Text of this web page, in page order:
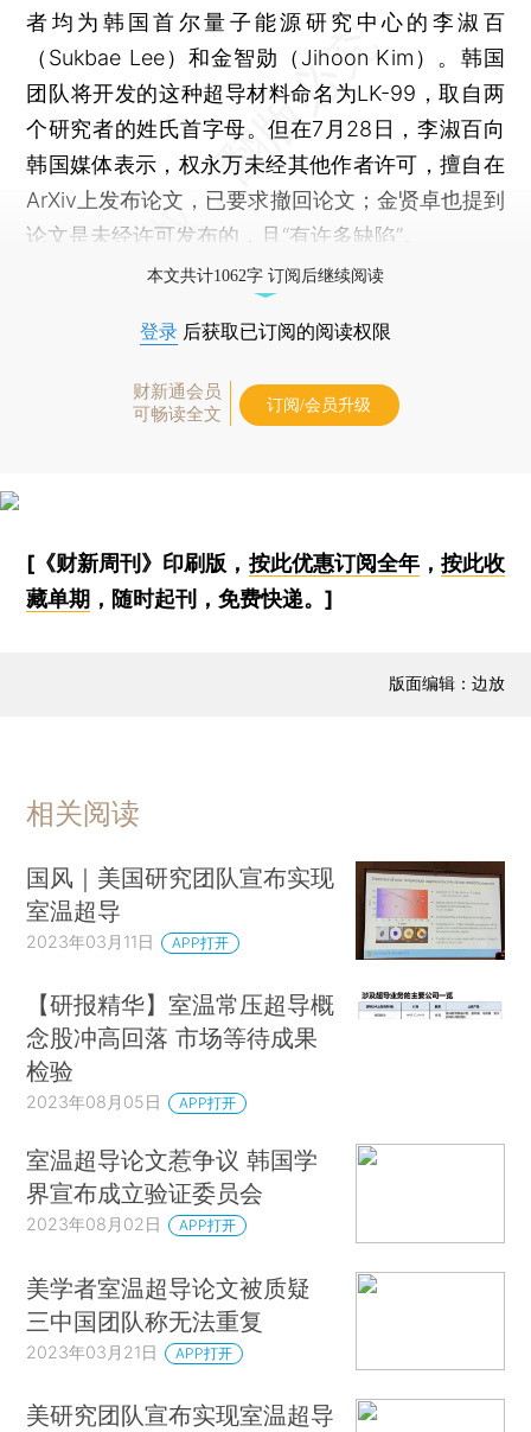
者均为韩国首尔量子能源研究中心的李淑百
（Sukbae Lee）和金智勋（Jihoon Kim）。韩国
团队将开发的这种超导材料命名为LK-99，取自两
个研究者的姓氏首字母。但在7月28日，李淑百向
韩国媒体表示，权永万未经其他作者许可，擅自在
ArXiv上发布论文，已要求撤回论文；金贤卓也提到
论文是未经许可发布的，且“有许多缺陷”。
本文共计1062字 订阅后继续阅读
登录 后获取已订阅的阅读权限
财新通会员
可畅读全文
订阅/会员升级
[《财新周刊》印刷版， 按此优惠订阅全年， 按此收
藏单期 ，随时起刊，免费快递。]
版面编辑：边放
相关阅读
国风｜美国研究团队宣布实现
室温超导
2023年03月11日 APP打开
【研报精华】室温常压超导概
念股冲高回落 市场等待成果
检验
2023年08月05日 APP打开
室温超导论文惹争议 韩国学
界宣布成立验证委员会
2023年08月02日 APP打开
美学者室温超导论文被质疑
三中国团队称无法重复
2023年03月21日 APP打开
美研究团队宣布实现室温超导